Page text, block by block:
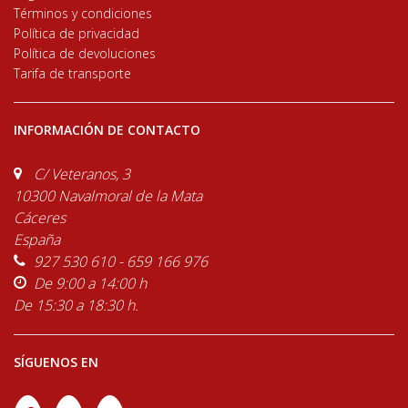
Términos y condiciones
Política de privacidad
Política de devoluciones
Tarifa de transporte
INFORMACIÓN DE CONTACTO
C/ Veteranos, 3
10300 Navalmoral de la Mata
Cáceres
España
927 530 610 - 659 166 976
De 9:00 a 14:00 h
De 15:30 a 18:30 h.
SÍGUENOS EN